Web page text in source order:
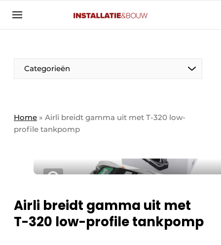
Aanmelden
Banner overzicht
BedrijvenAanmeldenBedankt voor de aanmelding
Contact
Evenement aanmelden
Meest gelezen
Podcasts
Privacy / Cookie statement
Vacature aanmelden
Categorieën
Panelgesprek
HVAC
Home » Airli breidt gamma uit met T-320 low-
profile tankpomp
Airli breidt gamma uit met
T-320 low-profile tankpomp